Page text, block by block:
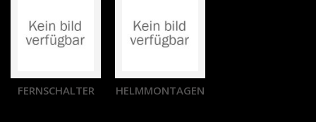
FERNSCHALTER HELMMONTAGEN